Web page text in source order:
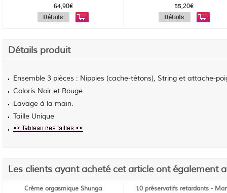
64,90€ 55,20€
Détails produit
Ensemble 3 pièces : Nippies (cache-tétons), String et attache-
Coloris Noir et Rouge.
Lavage à la main.
Taille Unique
Les clients ayant acheté cet article ont également
Crème orgasmique Shunga
10 préservatifs retardants -